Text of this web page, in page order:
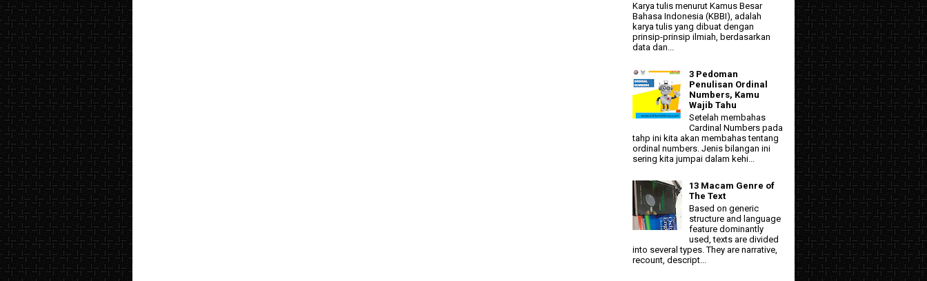
Karya tulis menurut Kamus Besar
Bahasa Indonesia (KBBI), adalah
karya tulis yang dibuat dengan
prinsip-prinsip ilmiah, berdasarkan
data dan...
3 Pedoman
Penulisan Ordinal
Numbers, Kamu
Wajib Tahu
Setelah membahas
Cardinal Numbers pada
tahp ini kita akan membahas tentang
ordinal numbers. Jenis bilangan ini
sering kita jumpai dalam kehi...
13 Macam Genre of
The Text
Based on generic
structure and language
feature dominantly
used, texts are divided
into several types. They are narrative,
recount, descript...